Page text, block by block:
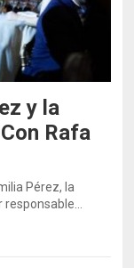
y la
Rafa
Pérez, la
responsable…